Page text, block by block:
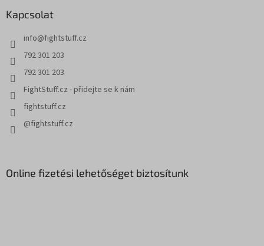
Kapcsolat
info@fightstuff.cz
792 301 203
792 301 203
FightStuff.cz - přidejte se k nám
fightstuff.cz
@fightstuff.cz
Online fizetési lehetőséget biztosítunk